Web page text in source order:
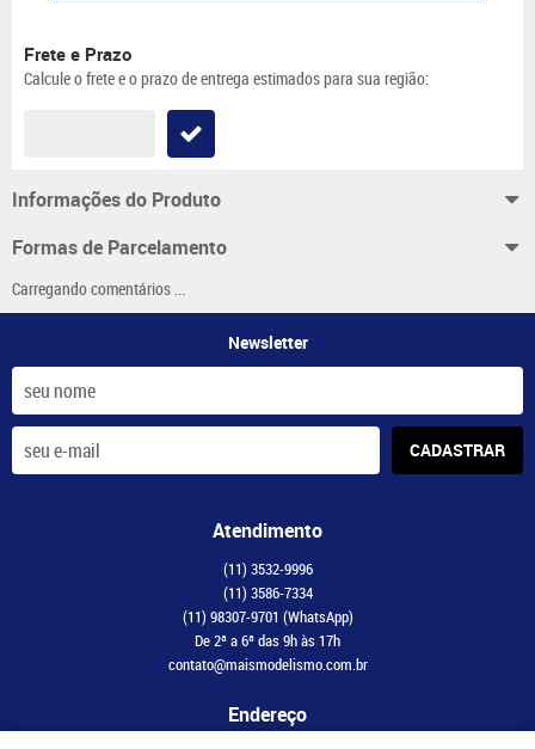
Frete e Prazo
Calcule o frete e o prazo de entrega estimados para sua região:
Informações do Produto
Formas de Parcelamento
Carregando comentários ...
Newsletter
CADASTRAR
Atendimento
(11) 3532-9996
(11) 3586-7334
(11) 98307-9701 (WhatsApp)
De 2ª a 6ª das 9h às 17h
contato@maismodelismo.com.br
Endereço